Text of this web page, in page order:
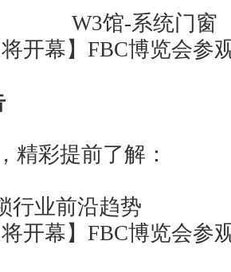
W3馆-系统门窗
精彩提前了解：
行业前沿趋势